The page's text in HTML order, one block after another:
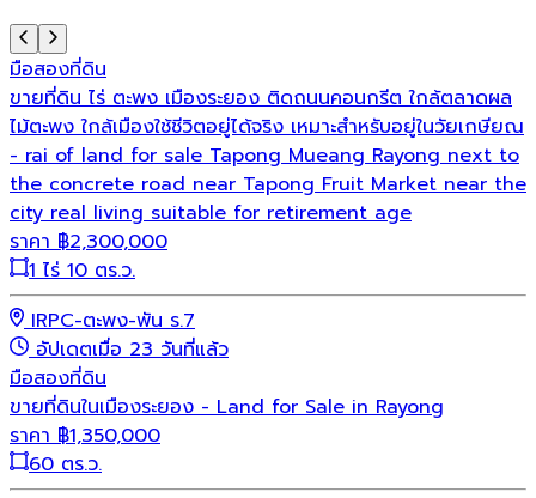
มือสองที่ดิน
ขายที่ดิน ไร่ ตะพง เมืองระยอง ติดถนนคอนกรีต ใกล้ตลาดผล
ไม้ตะพง ใกล้เมืองใช้ชีวิตอยู่ได้จริง เหมาะสำหรับอยู่ในวัยเกษียณ
- rai of land for sale Tapong Mueang Rayong next to
the concrete road near Tapong Fruit Market near the
city real living suitable for retirement age
ราคา ฿2,300,000
1 ไร่ 10 ตร.ว.
IRPC-ตะพง-พัน ร.7
อัปเดตเมื่อ 23 วันที่แล้ว
มือสองที่ดิน
ขายที่ดินในเมืองระยอง - Land for Sale in Rayong
ราคา ฿1,350,000
60 ตร.ว.